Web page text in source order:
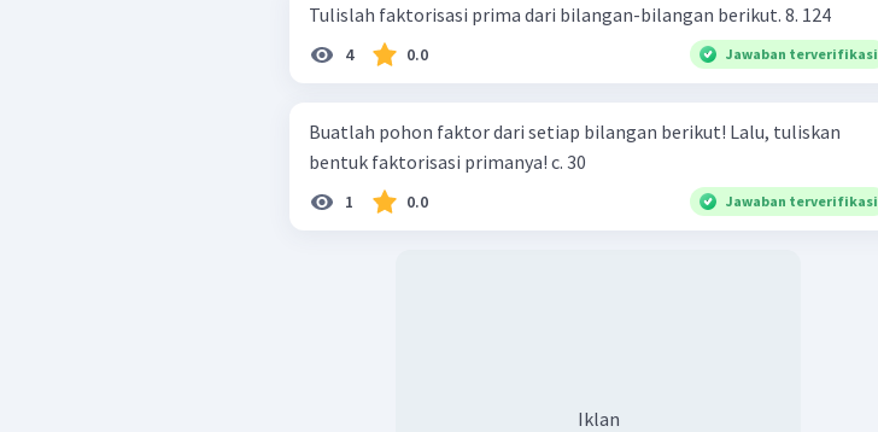
Tulislah faktorisasi prima dari bilangan-bilangan berikut. 8. 124
4 0.0 Jawaban terverifikasi
Buatlah pohon faktor dari setiap bilangan berikut! Lalu, tuliskan
bentuk faktorisasi primanya! c. 30
1 0.0 Jawaban terverifikasi
Iklan